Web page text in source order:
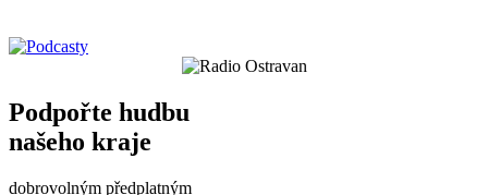
Podpořte hudbu
našeho kraje
dobrovolným předplatným